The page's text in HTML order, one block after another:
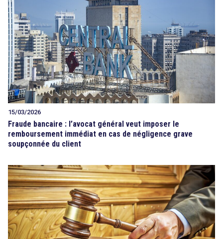
15/03/2026
Fraude bancaire : l’avocat général veut imposer le
remboursement immédiat en cas de négligence grave
soupçonnée du client